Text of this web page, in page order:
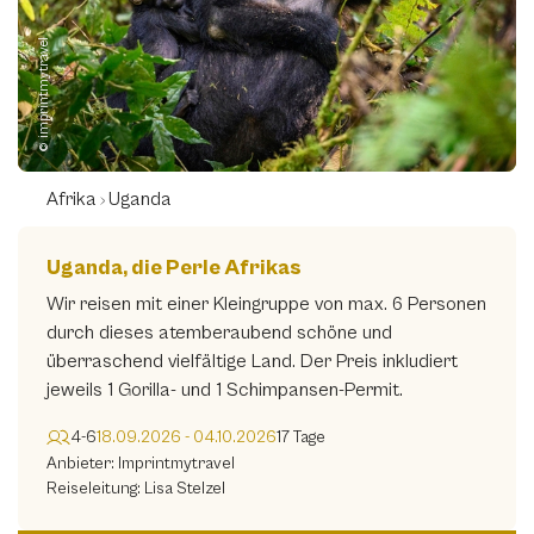
Europa (0)
Ozeanien (0)
Preisspanne
€ 600
Sortieren nach
ARR Reisen (0)
© imprintmytravel
Afrika Uganda
Uganda, die Perle Afrikas
Wir reisen mit einer Kleingruppe von max. 6 Personen
durch dieses atemberaubend schöne und
überraschend vielfältige Land. Der Preis inkludiert
jeweils 1 Gorilla- und 1 Schimpansen-Permit.
4-618.09.2026 - 04.10.202617 Tage
Anbieter: Imprintmytravel
Reiseleitung: Lisa Stelzel